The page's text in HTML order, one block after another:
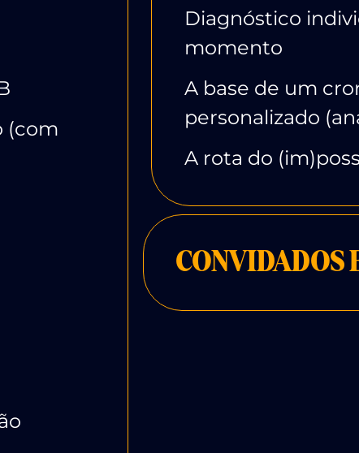
(com
Diagnóstico
momento
A base de um
personalizado
A rota do
CONVIDADOS